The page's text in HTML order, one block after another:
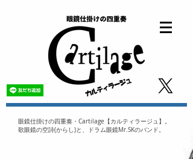
眼鏡仕掛けの四重奏・Cartilage【カルティラージュ】。
歌眼鏡の空詩(からし)と、ドラム眼鏡Mr.SKのバンド。